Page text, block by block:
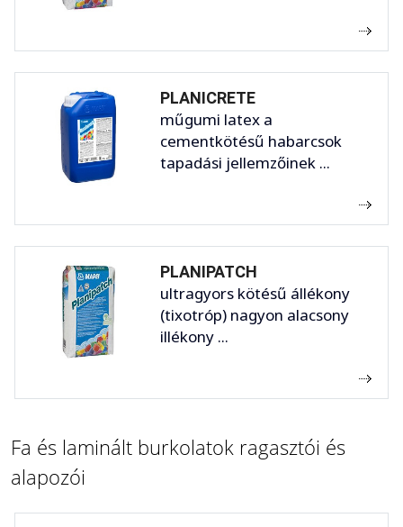
PLANICRETE
műgumi latex a
cementkötésű habarcsok
tapadási jellemzőinek ...
PLANIPATCH
ultragyors kötésű állékony
(tixotróp) nagyon alacsony
illékony ...
Fa és laminált burkolatok ragasztói és
alapozói